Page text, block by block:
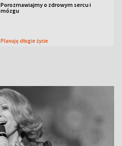
Porozmawiajmy o zdrowym sercu i
mózgu
Planuję długie życie